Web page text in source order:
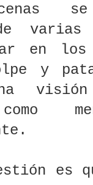
se
varias
en
y
visión
es